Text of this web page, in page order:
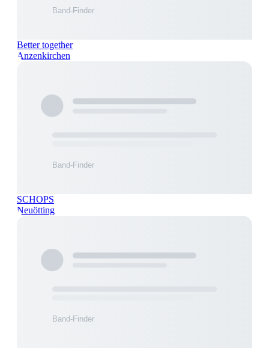
Better together
Anzenkirchen
SCHOPS
Neuötting